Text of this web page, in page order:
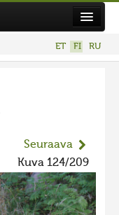
ET FI RU
Seuraava
Kuva 124/209